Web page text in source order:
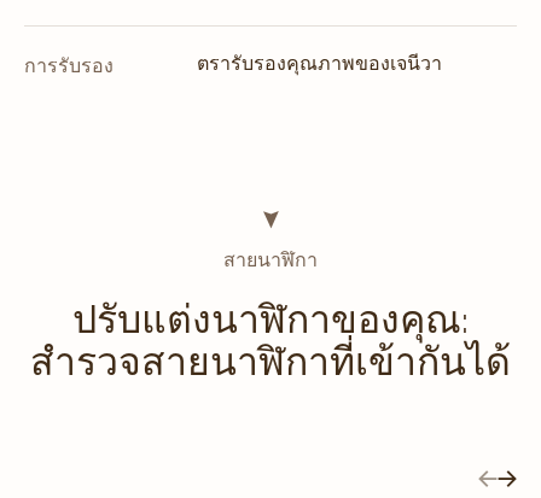
การรับรอง ตรารับรองคุณภาพของเจนีวา
สายนาฬิกา
ปรับแต่งนาฬิกาของคุณ:
สำรวจสายนาฬิกาที่เข้ากันได้